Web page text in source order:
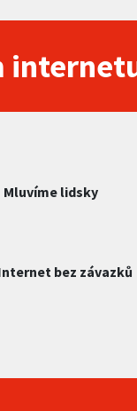
Mluvíme lidsky
bez závazků